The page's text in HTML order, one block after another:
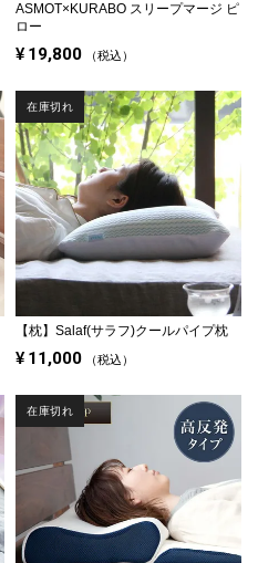
ASMOT×KURABO スリープマージ ピ
ロー
¥ 19,800 税込
【枕】Salaf(サラフ)クールパイプ枕
¥ 11,000 税込
在庫切れ
在庫切れ